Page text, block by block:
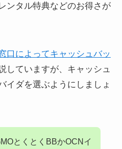
ンタル特典などのお得さが
口によってキャッシュバッ
していますが、キャッシュ
イダを選ぶようにしましょ
とくとくBBかOCNイ